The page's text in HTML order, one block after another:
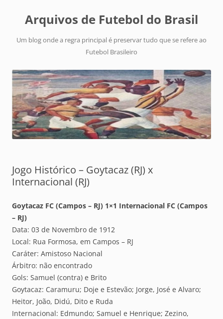
Arquivos de Futebol do Brasil
Um blog onde a regra principal é preservar tudo que se refere ao
Futebol Brasileiro
Jogo Histórico – Goytacaz (RJ) x
Internacional (RJ)
Goytacaz FC (Campos – RJ) 1×1 Internacional FC (Campos
– RJ)
Data: 03 de Novembro de 1912
Local: Rua Formosa, em Campos – RJ
Caráter: Amistoso Nacional
Árbitro: não encontrado
Gols: Samuel (contra) e Brito
Goytacaz: Caramuru; Doje e Estevão; Jorge, José e Alvaro;
Heitor, João, Didú, Dito e Ruda
Internacional: Edmundo; Samuel e Henrique; Zezino,